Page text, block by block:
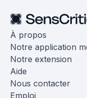
À propos
Notre application
Notre extension
Aide
Nous contacter
Emploi